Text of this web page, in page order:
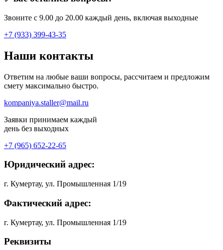
Звоните с 9.00 до 20.00 каждый день, включая выходные
+7 (933) 399-43-35
Наши контакты
Ответим на любые ваши вопросы, рассчитаем и предложим
смету максимально быстро.
kompaniya.staller@mail.ru
Заявки принимаем каждый
день без выходных
+7 (965) 652-22-65
Юридический адрес:
г. Кумертау, ул. Промышленная 1/19
Фактический адрес:
г. Кумертау, ул. Промышленная 1/19
Реквизиты